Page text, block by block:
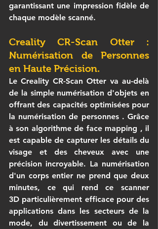
garantissant une impression fidèle de
chaque modèle scanné.
Creality CR-Scan Otter :
Numérisation de Personnes
en Haute Précision.
Le Creality CR-Scan Otter va au-delà
de la simple numérisation d'objets en
offrant des capacités optimisées pour
la numérisation de personnes . Grâce
à son algorithme de face mapping , il
est capable de capturer les détails du
visage et des cheveux avec une
précision incroyable. La numérisation
d'un corps entier ne prend que deux
minutes, ce qui rend ce scanner
3D particulièrement efficace pour des
applications dans les secteurs de la
mode, du divertissement ou de la